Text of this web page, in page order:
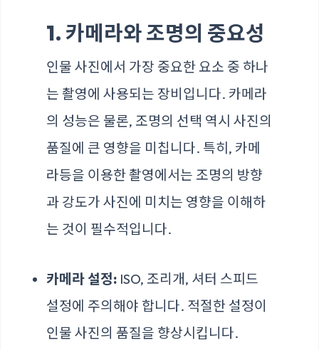
1. 카메라와 조명의 중요성
인물 사진에서 가장 중요한 요소 중 하나
는 촬영에 사용되는 장비입니다. 카메라
의 성능은 물론, 조명의 선택 역시 사진의
품질에 큰 영향을 미칩니다. 특히, 카메
라등을 이용한 촬영에서는 조명의 방향
과 강도가 사진에 미치는 영향을 이해하
는 것이 필수적입니다.
카메라 설정: ISO, 조리개, 셔터 스피드
설정에 주의해야 합니다. 적절한 설정이
인물 사진의 품질을 향상시킵니다.